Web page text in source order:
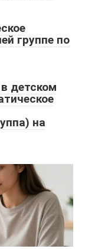
группе по
детском
на